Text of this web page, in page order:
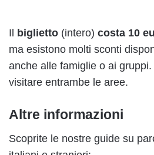
Il biglietto (intero) costa 10
ma esistono molti sconti
anche alle famiglie o ai
visitare entrambe le aree.
Altre informazioni
Scoprite le nostre guide su